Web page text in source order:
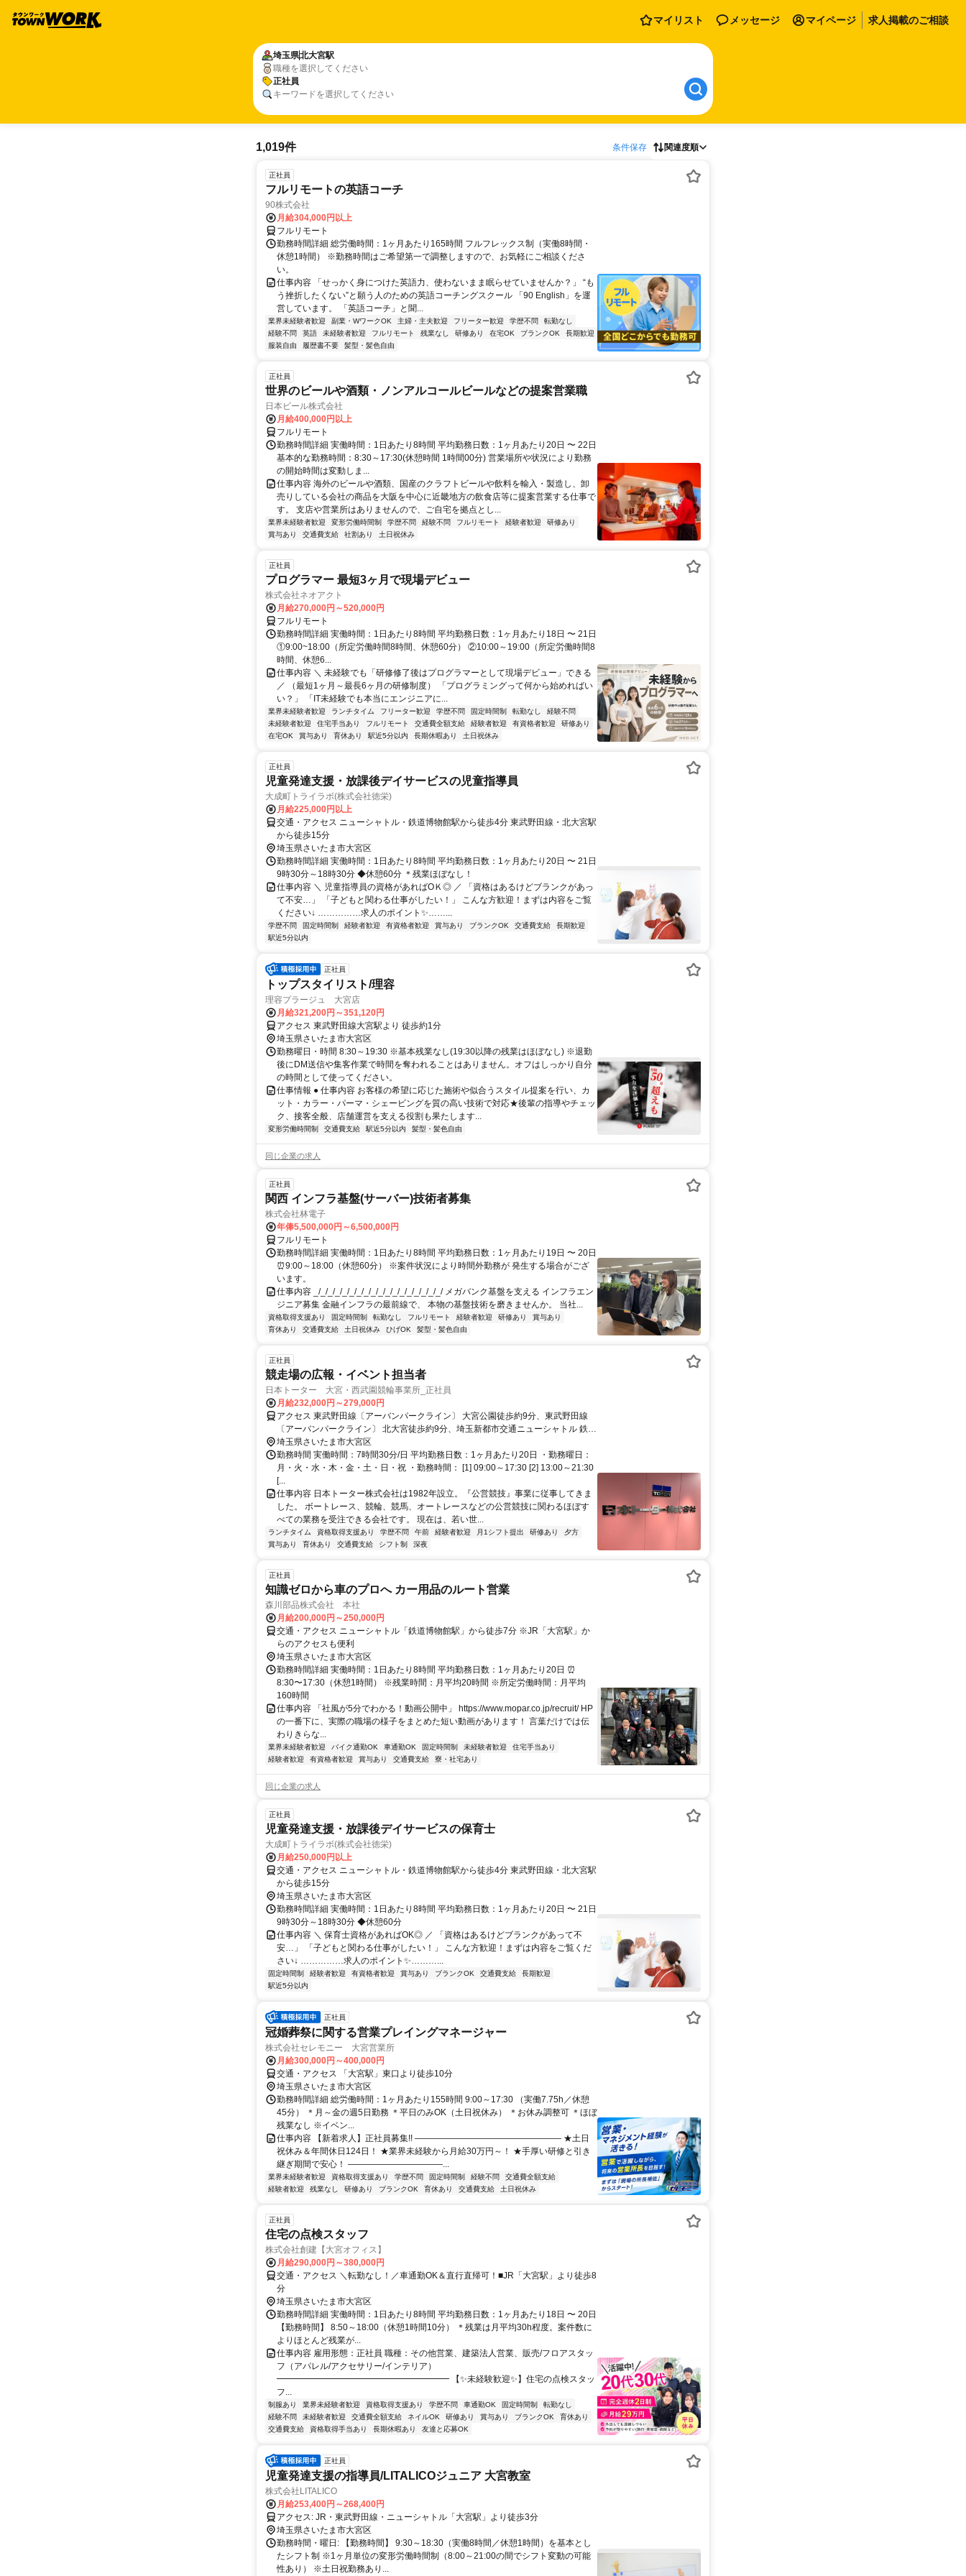
マイリスト メッセージ マイページ 求人掲載のご相談
埼玉県北大宮駅
職種を選択してください
正社員
キーワードを選択してください
1,019件 条件保存 関連度順
正社員
フルリモートの英語コーチ
90株式会社
月給304,000円以上
フルリモート
勤務時間詳細 総労働時間：1ヶ月あたり165時間 フルフレックス制（実働8時間・
休憩1時間） ※勤務時間はご希望第一で調整しますので、お気軽にご相談くださ
い。
仕事内容 「せっかく身につけた英語力、使わないまま眠らせていませんか？」 “も
う挫折したくない”と願う人のための英語コーチングスクール 「90 English」を運
営しています。 「英語コーチ」と聞...
業界未経験者歓迎 副業・WワークOK 主婦・主夫歓迎 フリーター歓迎 学歴不問
転勤なし
経験不問
英語 未経験者歓迎 フルリモート 残業なし 研修あり 在宅OK ブランクOK
長期歓迎
服装自由
履歴書不要 髪型・髪色自由
正社員
世界のビールや酒類・ノンアルコールビールなどの提案営業職
日本ビール株式会社
月給400,000円以上
フルリモート
勤務時間詳細 実働時間：1日あたり8時間 平均勤務日数：1ヶ月あたり20日 〜 22日
基本的な勤務時間：8:30～17:30(休憩時間 1時間00分) 営業場所や状況により勤務
の開始時間は変動しま...
仕事内容 海外のビールや酒類、国産のクラフトビールや飲料を輸入・製造し、卸
売りしている会社の商品を大阪を中心に近畿地方の飲食店等に提案営業する仕事で
す。 支店や営業所はありませんので、ご自宅を拠点とし...
業界未経験者歓迎 変形労働時間制 学歴不問 経験不問 フルリモート 経験者歓迎
研修あり
賞与あり
交通費支給 社割あり 土日祝休み
正社員
プログラマー 最短3ヶ月で現場デビュー
株式会社ネオアクト
月給270,000円～520,000円
フルリモート
勤務時間詳細 実働時間：1日あたり8時間 平均勤務日数：1ヶ月あたり18日 〜 21日
①9:00~18:00（所定労働時間8時間、休憩60分） ②10:00～19:00（所定労働時間8
時間、休憩6...
仕事内容 ＼ 未経験でも「研修修了後はプログラマーとして現場デビュー」できる
／ （最短1ヶ月～最長6ヶ月の研修制度） 「プログラミングって何から始めればい
い？」 「IT未経験でも本当にエンジニアに...
業界未経験者歓迎 ランチタイム フリーター歓迎 学歴不問 固定時間制 転勤なし
経験不問
未経験者歓迎
住宅手当あり フルリモート 交通費全額支給 経験者歓迎 有資格者歓迎
研修あり
在宅OK
賞与あり 育休あり 駅近5分以内 長期休暇あり 土日祝休み
正社員
児童発達支援・放課後デイサービスの児童指導員
大成町トライラボ(株式会社徳栄)
月給225,000円以上
交通・アクセス ニューシャトル・鉄道博物館駅から徒歩4分 東武野田線・北大宮駅
から徒歩15分
埼玉県さいたま市大宮区
勤務時間詳細 実働時間：1日あたり8時間 平均勤務日数：1ヶ月あたり20日 〜 21日
9時30分～18時30分 ◆休憩60分 ＊残業ほぼなし！
仕事内容 ＼ 児童指導員の資格があればOＫ◎ ／ 「資格はあるけどブランクがあっ
て不安…」 「子どもと関わる仕事がしたい！」 こんな方歓迎！まずは内容をご覧
ください↓ ……………求人のポイント✨……...
学歴不問 固定時間制 経験者歓迎 有資格者歓迎 賞与あり ブランクOK 交通費支給
長期歓迎
駅近5分以内
正社員
トップスタイリスト/理容
理容プラージュ 大宮店
月給321,200円～351,120円
アクセス 東武野田線大宮駅より 徒歩約1分
埼玉県さいたま市大宮区
勤務曜日・時間 8:30～19:30 ※基本残業なし(19:30以降の残業はほぼなし) ※退勤
後にDM送信や集客作業で時間を奪われることはありません。オフはしっかり自分
の時間として使ってください。
仕事情報 ● 仕事内容 お客様の希望に応じた施術や似合うスタイル提案を行い、カ
ット・カラー・パーマ・シェービングを質の高い技術で対応★後輩の指導やチェッ
ク、接客全般、店舗運営を支える役割も果たします...
変形労働時間制 交通費支給 駅近5分以内 髪型・髪色自由
同じ企業の求人
正社員
関西 インフラ基盤(サーバー)技術者募集
株式会社林電子
年俸5,500,000円～6,500,000円
フルリモート
勤務時間詳細 実働時間：1日あたり8時間 平均勤務日数：1ヶ月あたり19日 〜 20日
⏰9:00～18:00（休憩60分） ※案件状況により時間外勤務が 発生する場合がござ
います。
仕事内容 _/_/_/_/_/_/_/_/_/_/_/_/_/_/_/_/_/_/ メガバンク基盤を支える インフラエン
ジニア募集 金融インフラの最前線で、 本物の基盤技術を磨きませんか。 当社...
資格取得支援あり 固定時間制 転勤なし フルリモート 経験者歓迎 研修あり
賞与あり
育休あり
交通費支給 土日祝休み ひげOK 髪型・髪色自由
正社員
競走場の広報・イベント担当者
日本トーター 大宮・西武園競輪事業所_正社員
月給232,000円～279,000円
アクセス 東武野田線〔アーバンパークライン〕 大宮公園徒歩約9分、東武野田線
〔アーバンパークライン〕 北大宮徒歩約9分、埼玉新都市交通ニューシャトル 鉄道
博物館（大成）徒歩約20分
埼玉県さいたま市大宮区
勤務時間 実働時間：7時間30分/日 平均勤務日数：1ヶ月あたり20日 ・勤務曜日：
月・火・水・木・金・土・日・祝 ・勤務時間： [1] 09:00～17:30 [2] 13:00～21:30
[...
仕事内容 日本トーター株式会社は1982年設立。『公営競技』事業に従事してきま
した。 ボートレース、競輪、競馬、オートレースなどの公営競技に関わるほぼす
べての業務を受注できる会社です。 現在は、若い世...
ランチタイム 資格取得支援あり 学歴不問 午前 経験者歓迎 月1シフト提出 研修あり
夕方
賞与あり
育休あり 交通費支給 シフト制 深夜
正社員
知識ゼロから車のプロへ カー用品のルート営業
森川部品株式会社 本社
月給200,000円～250,000円
交通・アクセス ニューシャトル「鉄道博物館駅」から徒歩7分 ※JR「大宮駅」か
らのアクセスも便利
埼玉県さいたま市大宮区
勤務時間詳細 実働時間：1日あたり8時間 平均勤務日数：1ヶ月あたり20日 ⏰
8:30〜17:30（休憩1時間） ※残業時間：月平均20時間 ※所定労働時間：月平均
160時間
仕事内容 「社風が5分でわかる！動画公開中」 https://www.mopar.co.jp/recruit/ HP
の一番下に、実際の職場の様子をまとめた短い動画があります！ 言葉だけでは伝
わりきらな...
業界未経験者歓迎 バイク通勤OK 車通勤OK 固定時間制 未経験者歓迎
住宅手当あり
経験者歓迎
有資格者歓迎 賞与あり 交通費支給 寮・社宅あり
同じ企業の求人
正社員
児童発達支援・放課後デイサービスの保育士
大成町トライラボ(株式会社徳栄)
月給250,000円以上
交通・アクセス ニューシャトル・鉄道博物館駅から徒歩4分 東武野田線・北大宮駅
から徒歩15分
埼玉県さいたま市大宮区
勤務時間詳細 実働時間：1日あたり8時間 平均勤務日数：1ヶ月あたり20日 〜 21日
9時30分～18時30分 ◆休憩60分
仕事内容 ＼ 保育士資格があればOK◎ ／ 「資格はあるけどブランクがあって不
安…」 「子どもと関わる仕事がしたい！」 こんな方歓迎！まずは内容をご覧くだ
さい↓ ……………求人のポイント✨………...
固定時間制 経験者歓迎 有資格者歓迎 賞与あり ブランクOK 交通費支給
長期歓迎
駅近5分以内
正社員
冠婚葬祭に関する営業プレイングマネージャー
株式会社セレモニー 大宮営業所
月給300,000円～400,000円
交通・アクセス 「大宮駅」東口より徒歩10分
埼玉県さいたま市大宮区
勤務時間詳細 総労働時間：1ヶ月あたり155時間 9:00～17:30 （実働7.75h／休憩
45分） ＊月～金の週5日勤務 ＊平日のみOK（土日祝休み） ＊お休み調整可 ＊ほぼ
残業なし ※イベン...
仕事内容 【新着求人】正社員募集!! ――――――――――――――――― ★土日
祝休み＆年間休日124日！ ★業界未経験から月給30万円～！ ★手厚い研修と引き
継ぎ期間で安心！ ―――――――――――...
業界未経験者歓迎 資格取得支援あり 学歴不問 固定時間制 経験不問
交通費全額支給
経験者歓迎
残業なし 研修あり ブランクOK 育休あり 交通費支給 土日祝休み
正社員
住宅の点検スタッフ
株式会社創建【大宮オフィス】
月給290,000円～380,000円
交通・アクセス ＼転勤なし！／車通勤OK＆直行直帰可！■JR「大宮駅」より徒歩8
分
埼玉県さいたま市大宮区
勤務時間詳細 実働時間：1日あたり8時間 平均勤務日数：1ヶ月あたり18日 〜 20日
【勤務時間】 8:50～18:00（休憩1時間10分） ＊残業は月平均30h程度。案件数に
よりほとんど残業が...
仕事内容 雇用形態：正社員 職種：その他営業、建築法人営業、販売/フロアスタッ
フ（アパレル/アクセサリー/インテリア）
━━━━━━━━━━━━━━━━━━━━ 【✨未経験歓迎✨】住宅の点検スタッ
フ...
制服あり 業界未経験者歓迎 資格取得支援あり 学歴不問 車通勤OK 固定時間制
転勤なし
経験不問
未経験者歓迎 交通費全額支給 ネイルOK 研修あり 賞与あり ブランクOK
育休あり
交通費支給
資格取得手当あり 長期休暇あり 友達と応募OK
正社員
児童発達支援の指導員/LITALICOジュニア 大宮教室
株式会社LITALICO
月給253,400円～268,400円
アクセス: JR・東武野田線・ニューシャトル「大宮駅」より徒歩3分
埼玉県さいたま市大宮区
勤務時間・曜日: 【勤務時間】 9:30～18:30（実働8時間／休憩1時間）を基本とし
たシフト制 ※1ヶ月単位の変形労働時間制（8:00～21:00の間でシフト変動の可能
性あり） ※土日祝勤務あり...